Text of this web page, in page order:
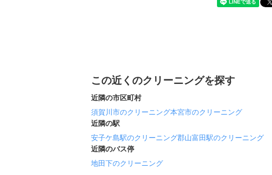
この近くのクリーニングを探す
近隣の市区町村
須賀川市のクリーニング本宮市のクリーニング
近隣の駅
安子ケ島駅のクリーニング郡山富田駅のクリーニング
近隣のバス停
地田下のクリーニング